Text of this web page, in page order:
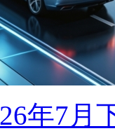
年7月